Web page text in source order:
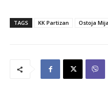
TAGS KK Partizan Ostoja